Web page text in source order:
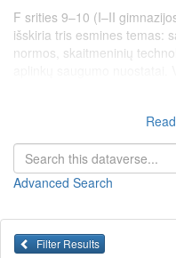
F srities 9–10 (I–II
išskiria tris esmines temas:
normos, skaitmeninių
komunikavimo
taikymą. Pamokos sudaro
aplinkosauginiam
Pamokų planai ir užduotys
Higienos,
skaitmeninėmis
Advanced Search
Filter Results